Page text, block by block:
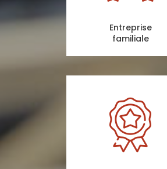
Entreprise
familiale